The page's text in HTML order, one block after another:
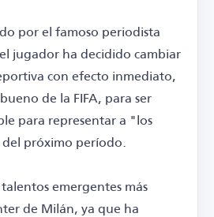
por el famoso periodista
jugador ha decidido cambiar
con efecto inmediato,
de la FIFA, para ser
para representar a "los
próximo período.
emergentes más
de Milán, ya que ha